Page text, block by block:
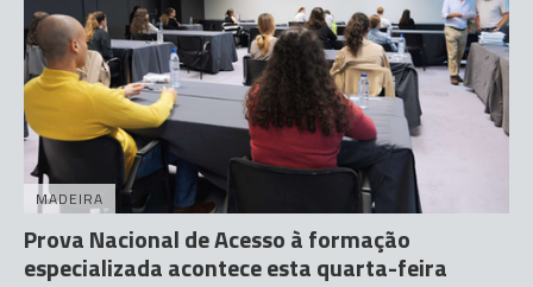
MADEIRA
Prova Nacional de Acesso à formação
especializada acontece esta quarta-feira